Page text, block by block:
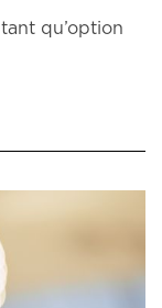
qu’option